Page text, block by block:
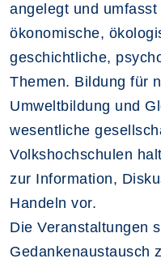
angelegt und
ökonomische,
geschichtliche,
Themen. Bildung für
Umweltbildung und
wesentliche
Volkshochschulen
zur Information,
Handeln vor.
Die Veranstaltungen
Gedankenaustausch